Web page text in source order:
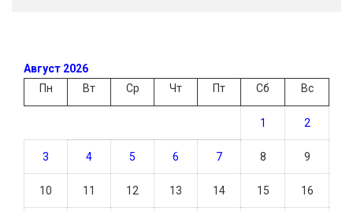
Август 2026
Пн
Вт Ср Чт Пт Сб Вс
1 2
3 4 5 6 7 8 9
10 11 12 13 14 15 16